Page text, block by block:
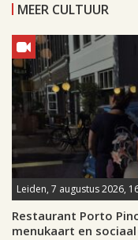
MEER CULTUUR
Leiden, 7 augustus 2026,
Restaurant Porto
menukaart en